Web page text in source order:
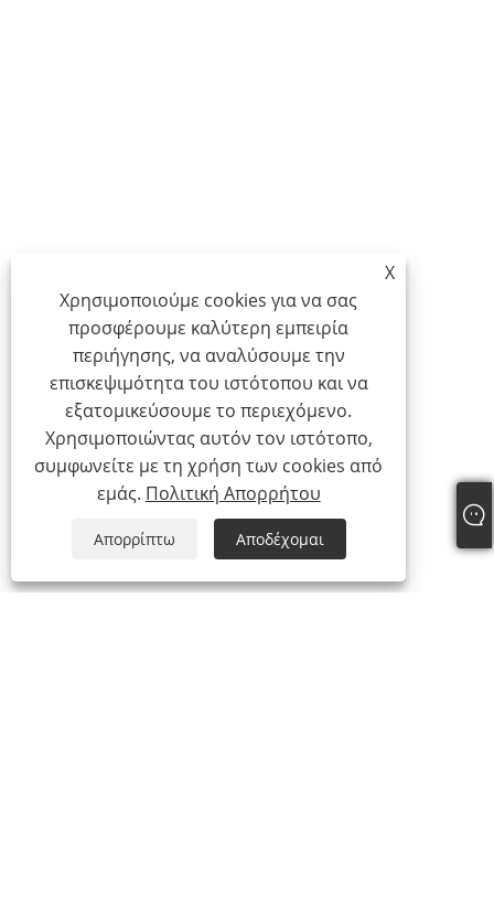
X
Χρησιμοποιούμε cookies για να σας
προσφέρουμε καλύτερη εμπειρία
περιήγησης, να αναλύσουμε την
επισκεψιμότητα του ιστότοπου και να
εξατομικεύσουμε το περιεχόμενο.
Χρησιμοποιώντας αυτόν τον ιστότοπο,
συμφωνείτε με τη χρήση των cookies από
εμάς. Πολιτική Απορρήτου
Απορρίπτω Αποδέχομαι